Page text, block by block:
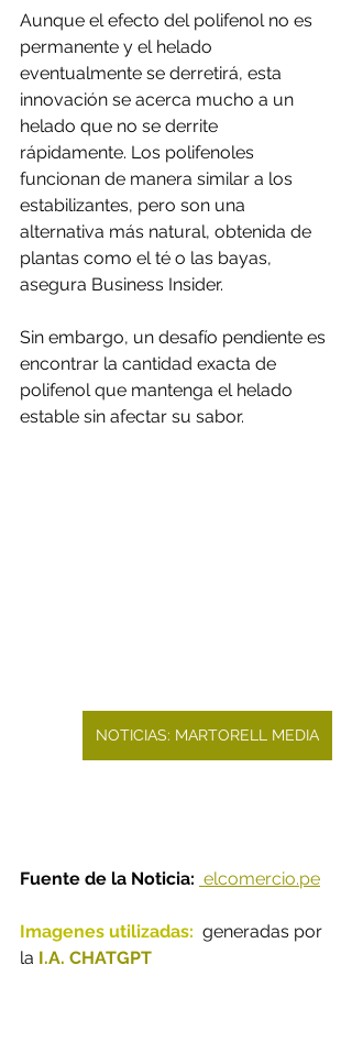
Aunque el efecto del polifenol no es
permanente y el helado
eventualmente se derretirá, esta
innovación se acerca mucho a un
helado que no se derrite
rápidamente. Los polifenoles
funcionan de manera similar a los
estabilizantes, pero son una
alternativa más natural, obtenida de
plantas como el té o las bayas,
asegura Business Insider.
Sin embargo, un desafío pendiente es
encontrar la cantidad exacta de
polifenol que mantenga el helado
estable sin afectar su sabor.
NOTICIAS: MARTORELL MEDIA
Fuente de la Noticia: elcomercio.pe
Imagenes utilizadas: generadas por
la I.A. CHATGPT